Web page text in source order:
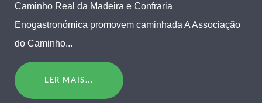
Caminho Real da Madeira e Confraria
Enogastronómica promovem caminhada A Associação
do Caminho...
LER MAIS...